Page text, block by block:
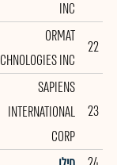
INC
22
ORMAT
INC
23
SAPIENS
INTERNATIONAL
CORP